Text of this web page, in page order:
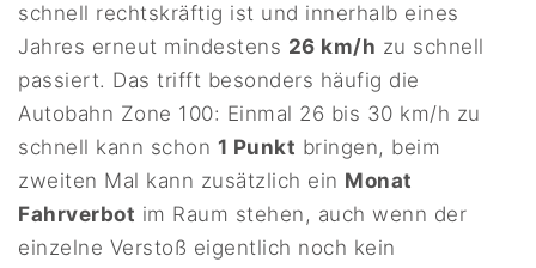
schnell rechtskräftig ist und innerhalb eines
Jahres erneut mindestens 26 km/h zu schnell
passiert. Das trifft besonders häufig die
Autobahn Zone 100: Einmal 26 bis 30 km/h zu
schnell kann schon 1 Punkt bringen, beim
zweiten Mal kann zusätzlich ein Monat
Fahrverbot im Raum stehen, auch wenn der
einzelne Verstoß eigentlich noch kein